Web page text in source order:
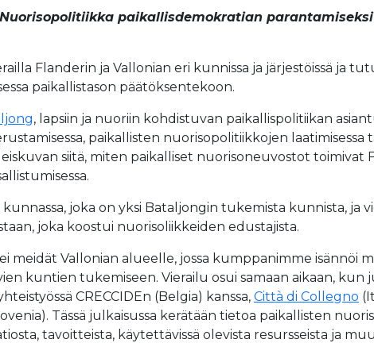
Nuorisopolitiikka paikallisdemokratian parantamiseksi
Flanderin ja Vallonian eri kunnissa ja järjestöissä ja
paikallistason päätöksentekoon.
, lapsiin ja nuoriin kohdistuvan paikallispolitiikan
paikallisten nuorisopolitiikkojen
siitä, miten paikalliset nuorisoneuvostot toimivat
joka on yksi Bataljongin tukemista kunnista, ja
joka koostui nuorisoliikkeiden edustajista.
meidät Vallonian alueelle, jossa kumppanimme isännöi
kuntien tukemiseen. Vierailu osui samaan aikaan, kun
CRECCIDEn (Belgia) kanssa, Città di Collegno
Tässä julkaisussa kerätään tietoa paikallisten
tavoitteista, käytettävissä olevista resursseista ja